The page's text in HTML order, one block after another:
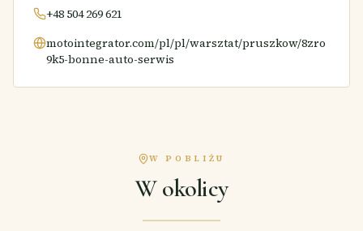
+48 504 269 621
motointegrator.com/pl/pl/warsztat/pruszkow/8zro
9k5-bonne-auto-serwis
W POBLIŻU
W okolicy